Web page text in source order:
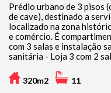
Prédio urbano de 3 pisos
de cave), destinado a
localizado na zona
e comércio. É
com 3 salas e instalação
sanitária - Loja 3 com 2
320m2 11